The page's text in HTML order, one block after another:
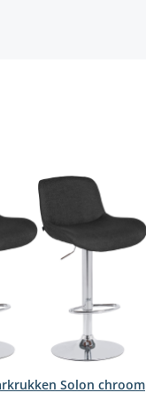
Solon chroom